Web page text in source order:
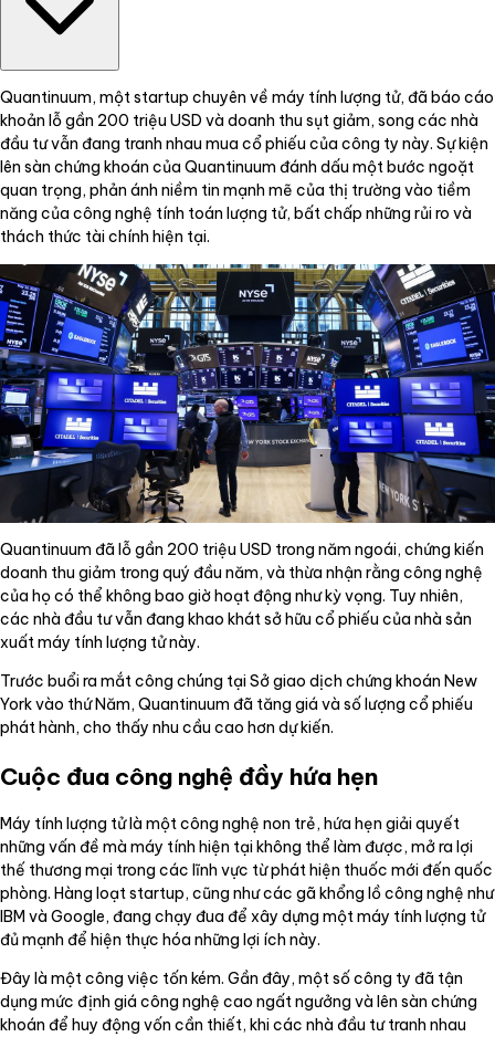
Quantinuum, một startup chuyên về máy tính lượng tử, đã báo cáo
khoản lỗ gần 200 triệu USD và doanh thu sụt giảm, song các nhà
đầu tư vẫn đang tranh nhau mua cổ phiếu của công ty này. Sự kiện
lên sàn chứng khoán của Quantinuum đánh dấu một bước ngoặt
quan trọng, phản ánh niềm tin mạnh mẽ của thị trường vào tiềm
năng của công nghệ tính toán lượng tử, bất chấp những rủi ro và
thách thức tài chính hiện tại.
Quantinuum đã lỗ gần 200 triệu USD trong năm ngoái, chứng kiến
doanh thu giảm trong quý đầu năm, và thừa nhận rằng công nghệ
của họ có thể không bao giờ hoạt động như kỳ vọng. Tuy nhiên,
các nhà đầu tư vẫn đang khao khát sở hữu cổ phiếu của nhà sản
xuất máy tính lượng tử này.
Trước buổi ra mắt công chúng tại Sở giao dịch chứng khoán New
York vào thứ Năm, Quantinuum đã tăng giá và số lượng cổ phiếu
phát hành, cho thấy nhu cầu cao hơn dự kiến.
Cuộc đua công nghệ đầy hứa hẹn
Máy tính lượng tử là một công nghệ non trẻ, hứa hẹn giải quyết
những vấn đề mà máy tính hiện tại không thể làm được, mở ra lợi
thế thương mại trong các lĩnh vực từ phát hiện thuốc mới đến quốc
phòng. Hàng loạt startup, cũng như các gã khổng lồ công nghệ như
IBM và Google, đang chạy đua để xây dựng một máy tính lượng tử
đủ mạnh để hiện thực hóa những lợi ích này.
Đây là một công việc tốn kém. Gần đây, một số công ty đã tận
dụng mức định giá công nghệ cao ngất ngưởng và lên sàn chứng
khoán để huy động vốn cần thiết, khi các nhà đầu tư tranh nhau